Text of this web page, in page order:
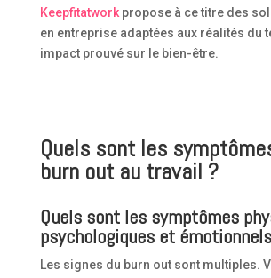
Keepfitatworkpropose à ce titre des
en entreprise adaptées aux réalités du
impact prouvé sur le bien-être.
Quels sont les
burn out au travail ?
Quels sont les symptômes
psychologiques et
Les signes du burn out sont multiples.